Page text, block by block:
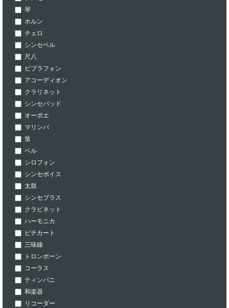
琴
ホルン
チェロ
シンセベル
尺八
ビブラフォン
アコーディオン
クラリネット
シンセパッド
オーボエ
マリンバ
笛
ベル
シロフォン
シンセボイス
太鼓
シンセブラス
クラビネット
ハーモニカ
ピチカート
三味線
トロンボーン
コーラス
ティンパニ
和楽器
リコーダー